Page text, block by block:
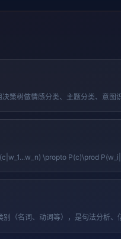
策树做情感分类、主题分类、意图
\propto P(c)\prod
名词、动词等），是句法分析、